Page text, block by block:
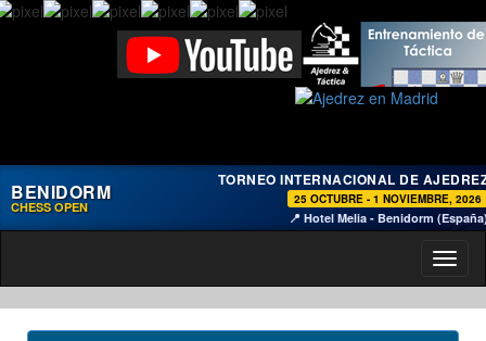
BENIDORM
CHESS OPEN
TORNEO INTERNACIONAL DE
25 OCTUBRE - 1 NOVIEMBRE, 2026
📍 Hotel Melia - Benidorm